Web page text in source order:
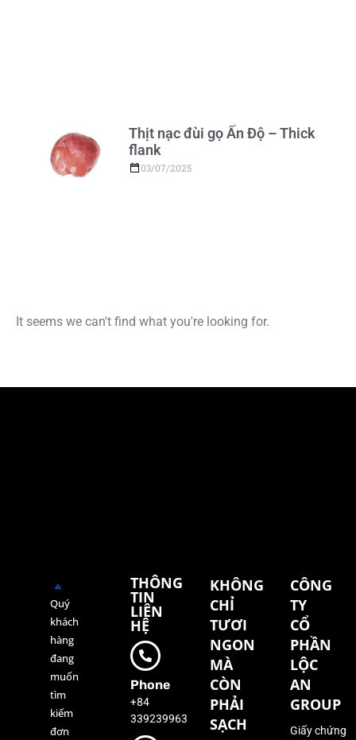
Thịt nạc đùi gọ Ấn Độ – Thick
flank
03/07/2025
It seems we can't find what you're looking for.
Quý
khách
hàng
đang
muốn
tìm
kiếm
đơn
THÔNG
TIN
LIÊN
HỆ
Phone
+84
339239963
KHÔNG
CHỈ
TƯƠI
NGON
MÀ
CÒN
PHẢI
SẠCH
CÔNG
TY
CỔ
PHẦN
LỘC
AN
GROUP
Giấy chứng